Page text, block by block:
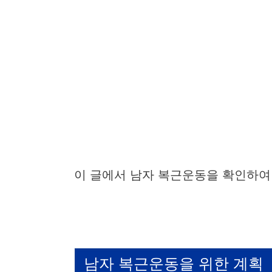
이 글에서 남자 복근운동을 확인하
남자 복근운동을 위한 계획